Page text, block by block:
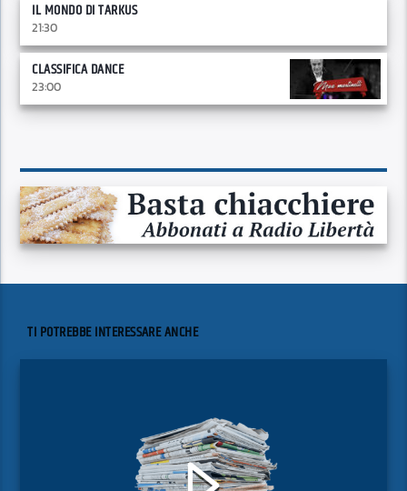
IL MONDO DI TARKUS
21:30
CLASSIFICA DANCE
23:00
TI POTREBBE INTERESSARE ANCHE